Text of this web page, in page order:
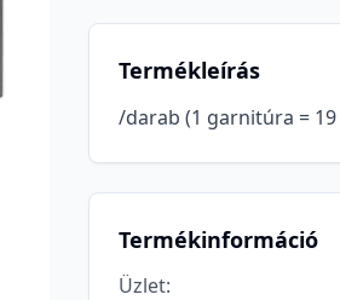
Termékleírás
/darab (1 garnitúra = 19
Termékinformáció
Üzlet: